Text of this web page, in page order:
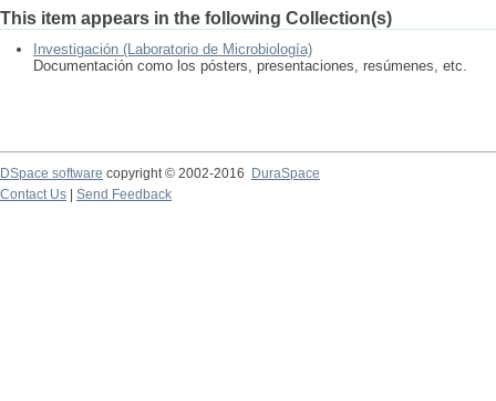
This item appears in the following Collection(s)
Investigación (Laboratorio de Microbiología)
Documentación como los pósters, presentaciones, resúmenes, etc.
DSpace software copyright © 2002-2016
DuraSpace
Contact Us
Send Feedback